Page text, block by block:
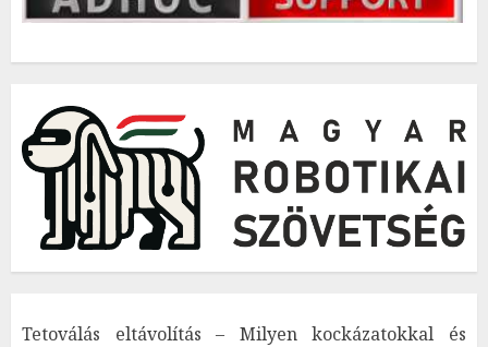
Tetoválás eltávolítás – Milyen kockázatokkal és